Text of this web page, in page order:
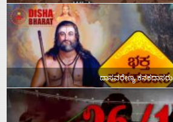
ದಾಸವರೇಣ್ಯ ಕನಕದಾಸರು